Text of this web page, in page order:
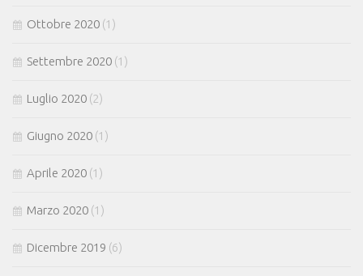
Ottobre 2020 (1)
Settembre 2020 (1)
Luglio 2020 (2)
Giugno 2020 (1)
Aprile 2020 (1)
Marzo 2020 (1)
Dicembre 2019 (6)